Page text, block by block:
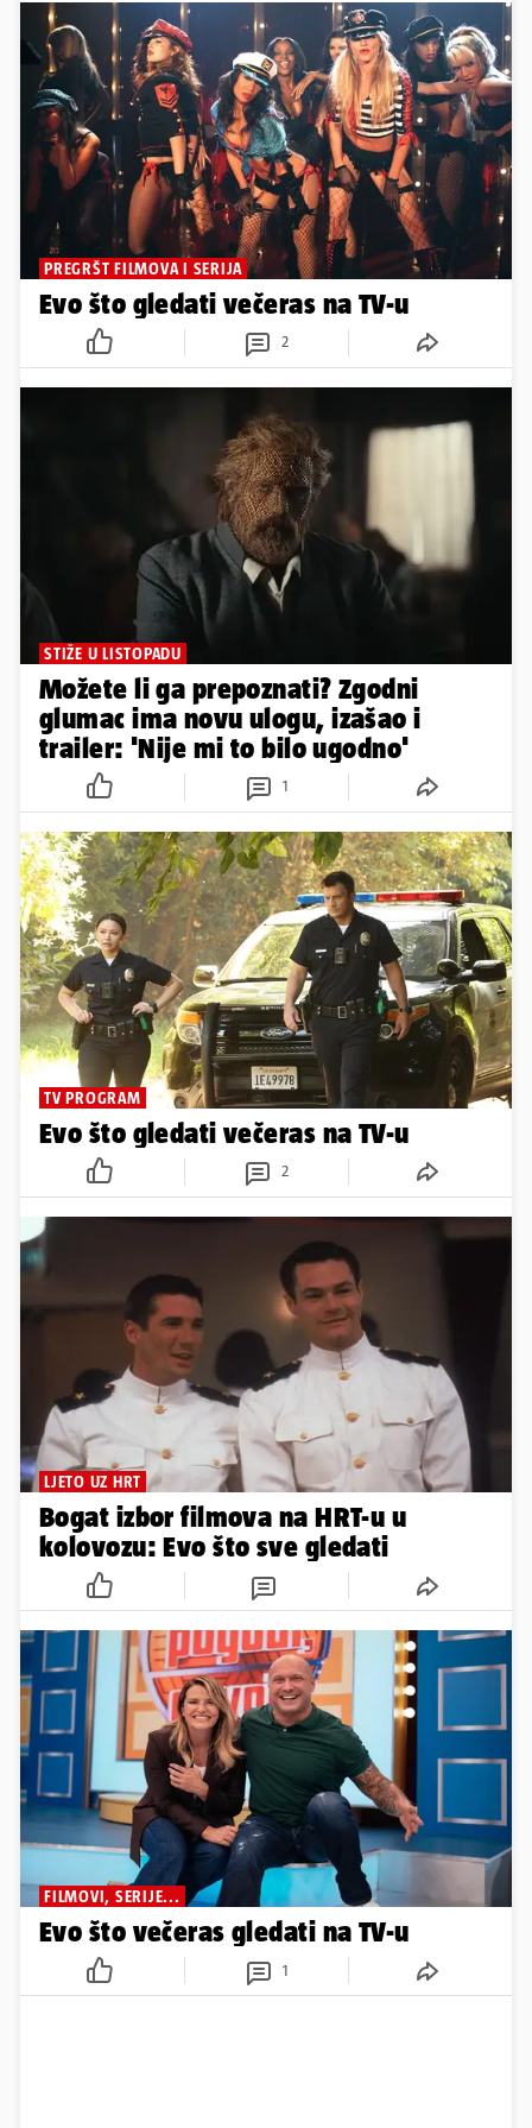
PREGRŠT FILMOVA I SERIJA
Evo što gledati večeras na TV-u
2
STIŽE U LISTOPADU
Možete li ga prepoznati? Zgodni
glumac ima novu ulogu, izašao i
trailer: 'Nije mi to bilo ugodno'
1
TV PROGRAM
Evo što gledati večeras na TV-u
2
LJETO UZ HRT
Bogat izbor filmova na HRT-u u
kolovozu: Evo što sve gledati
FILMOVI, SERIJE...
Evo što večeras gledati na TV-u
1